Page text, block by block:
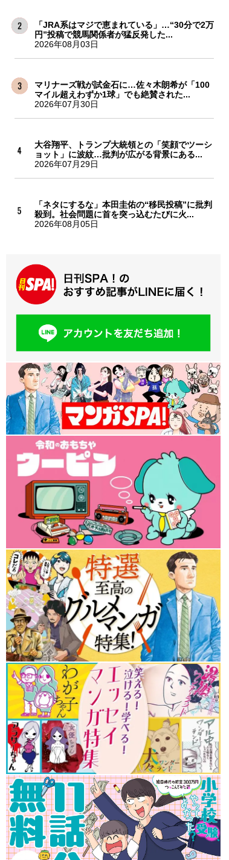
「JRA系はマジで恵まれている」…“30分で2万
円”投稿で競馬関係者が猛反発した...
2026年08月03日
マリナーズ戦が試金石に…佐々木朗希が「100
マイル超えわずか1球」でも絶賛された...
2026年07月30日
大谷翔平、トランプ大統領との「笑顔でツーシ
ョット」に波紋…批判が広がる背景にある...
2026年07月29日
「ネタにするな」本田圭佑の“移民投稿”に批判
殺到。社会問題に首を突っ込むたびに火...
2026年08月05日